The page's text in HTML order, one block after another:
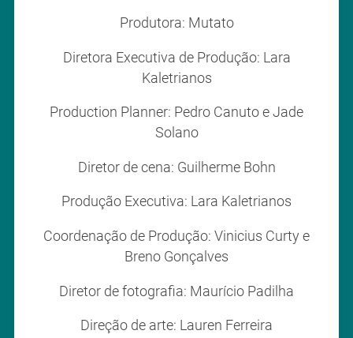
Produtora: Mutato
Diretora Executiva de Produção: Lara
Kaletrianos
Production Planner: Pedro Canuto e Jade
Solano
Diretor de cena: Guilherme Bohn
Produção Executiva: Lara Kaletrianos
Coordenação de Produção: Vinicius Curty e
Breno Gonçalves
Diretor de fotografia: Maurício Padilha
Direção de arte: Lauren Ferreira